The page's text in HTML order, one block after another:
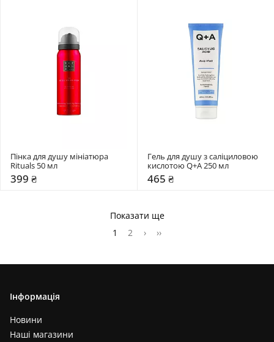
Пінка для душу мініатюра
Rituals 50 мл
399 ₴
Гель для душу з саліциловою
кислотою Q+A 250 мл
465 ₴
Показати ще
1
2 › ››
Інформація
Новини
Наші магазини